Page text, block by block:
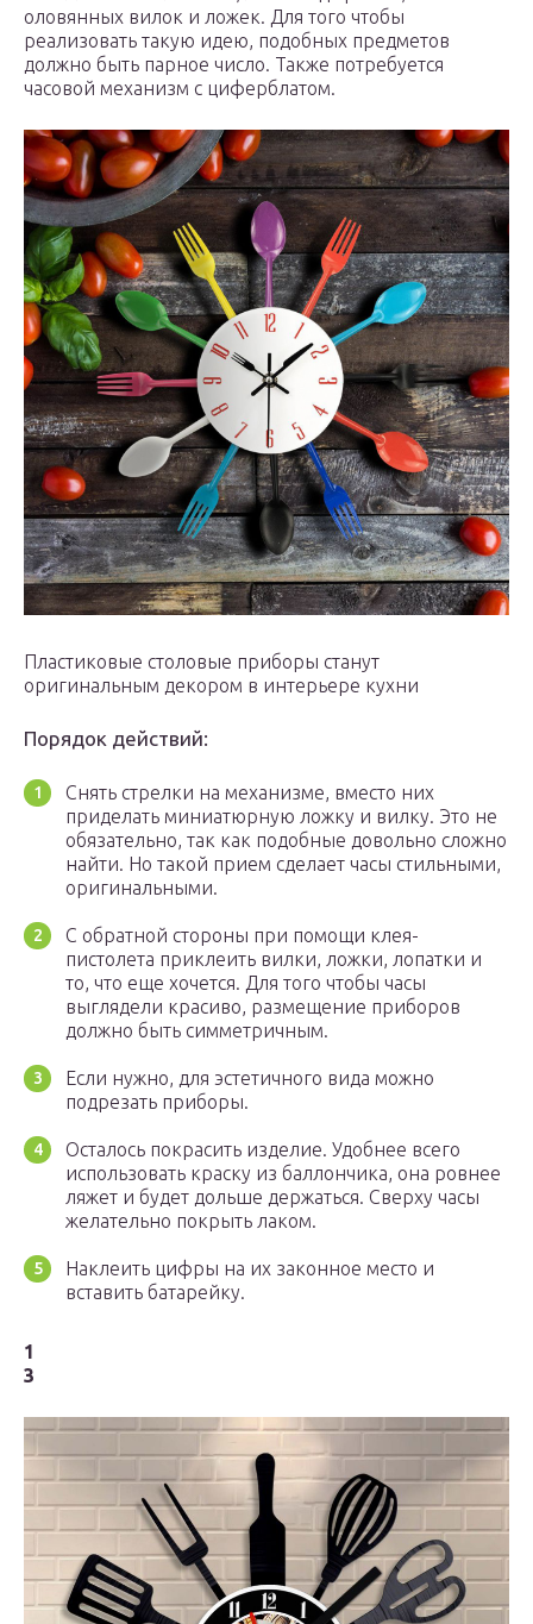
оловянных вилок и ложек. Для того чтобы
реализовать такую идею, подобных предметов
должно быть парное число. Также потребуется
часовой механизм с циферблатом.
Пластиковые столовые приборы станут
оригинальным декором в интерьере кухни
Порядок действий:
Снять стрелки на механизме, вместо них
приделать миниатюрную ложку и вилку. Это не
обязательно, так как подобные довольно сложно
найти. Но такой прием сделает часы стильными,
оригинальными.
С обратной стороны при помощи клея-
пистолета приклеить вилки, ложки, лопатки и
то, что еще хочется. Для того чтобы часы
выглядели красиво, размещение приборов
должно быть симметричным.
Если нужно, для эстетичного вида можно
подрезать приборы.
Осталось покрасить изделие. Удобнее всего
использовать краску из баллончика, она ровнее
ляжет и будет дольше держаться. Сверху часы
желательно покрыть лаком.
Наклеить цифры на их законное место и
вставить батарейку.
1
3